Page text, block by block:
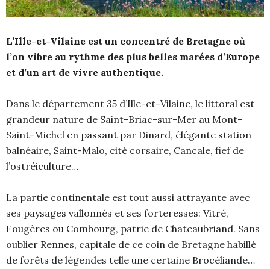
L’Ille-et-Vilaine est un concentré de Bretagne où
l’on vibre au rythme des plus belles marées d’Europe
et d’un art de vivre authentique.
Dans le département 35 d’Ille-et-Vilaine, le littoral est
grandeur nature de Saint-Briac-sur-Mer au Mont-
Saint-Michel en passant par Dinard, élégante station
balnéaire, Saint-Malo, cité corsaire, Cancale, fief de
l’ostréiculture…
La partie continentale est tout aussi attrayante avec
ses paysages vallonnés et ses forteresses: Vitré,
Fougères ou Combourg, patrie de Chateaubriand. Sans
oublier Rennes, capitale de ce coin de Bretagne habillé
de forêts de légendes telle une certaine Brocéliande…